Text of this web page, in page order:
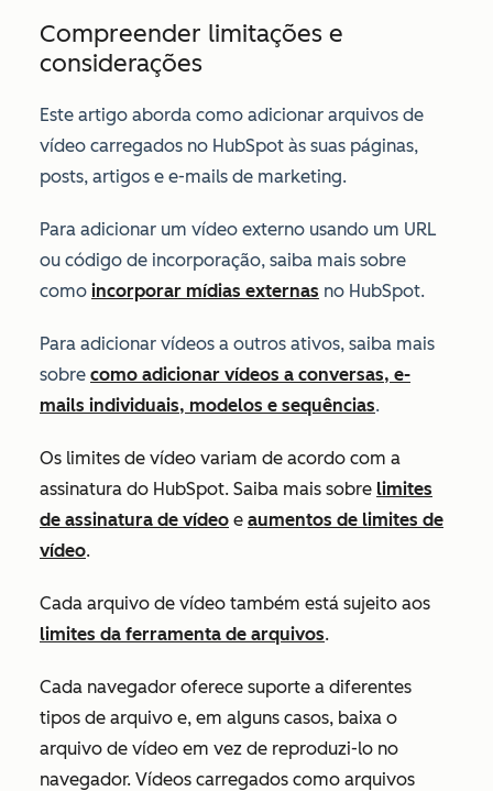
Compreender limitações e
considerações
Este artigo aborda como adicionar arquivos de
vídeo carregados no HubSpot às suas páginas,
posts, artigos e e-mails de marketing.
Para adicionar um vídeo externo usando um URL
ou código de incorporação, saiba mais sobre
como incorporar mídias externas no HubSpot.
Para adicionar vídeos a outros ativos, saiba mais
sobre como adicionar vídeos a conversas, e-
mails individuais, modelos e sequências.
Os limites de vídeo variam de acordo com a
assinatura do HubSpot. Saiba mais sobre limites
de assinatura de vídeo e aumentos de limites de
vídeo.
Cada arquivo de vídeo também está sujeito aos
limites da ferramenta de arquivos.
Cada navegador oferece suporte a diferentes
tipos de arquivo e, em alguns casos, baixa o
arquivo de vídeo em vez de reproduzi-lo no
navegador. Vídeos carregados como arquivos